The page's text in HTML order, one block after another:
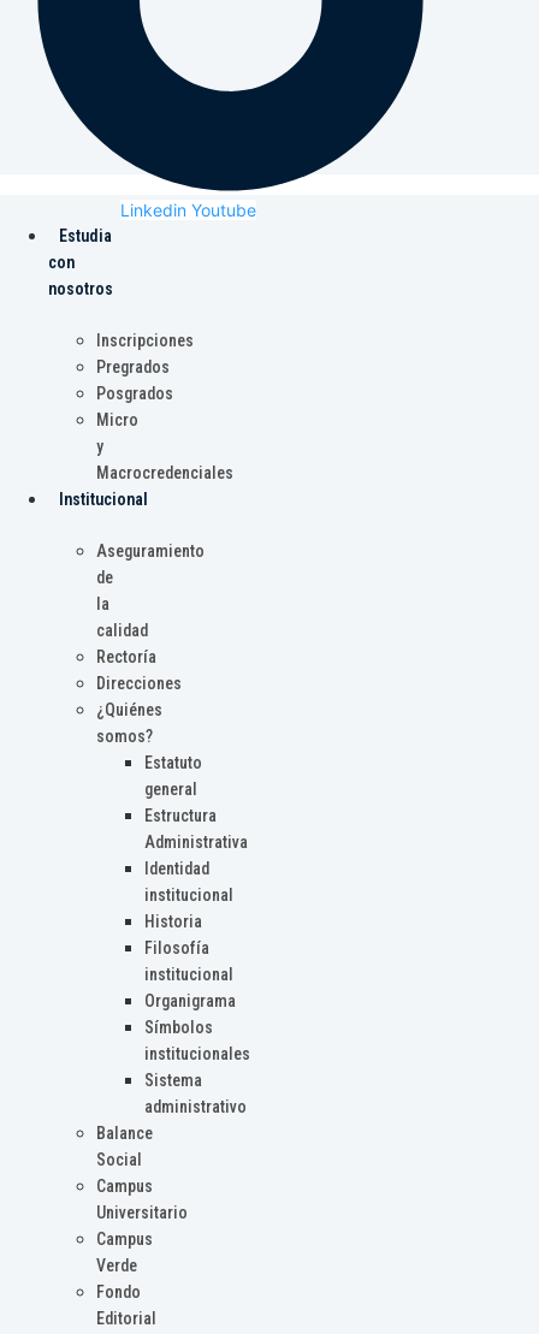
Linkedin Youtube
Estudia
con
nosotros
Inscripciones
Pregrados
Posgrados
Micro
y
Macrocredenciales
Institucional
Aseguramiento
de
la
calidad
Rectoría
Direcciones
¿Quiénes
somos?
Estatuto
general
Estructura
Administrativa
Identidad
institucional
Historia
Filosofía
institucional
Organigrama
Símbolos
institucionales
Sistema
administrativo
Balance
Social
Campus
Universitario
Campus
Verde
Fondo
Editorial